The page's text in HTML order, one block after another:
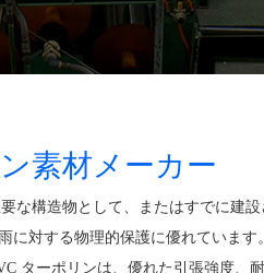
素材メーカー
な構造物として、またはすでに建
に対する物理的保護に優れていま
ターポリンは、優れた引張強度、